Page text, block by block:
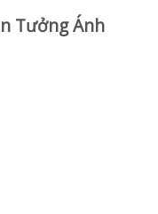
Tưởng Ánh